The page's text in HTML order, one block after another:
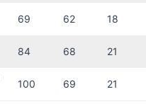
69 62 18
84 68 21
100 69 21